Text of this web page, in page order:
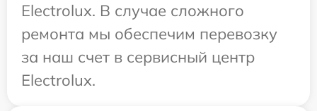
Electrolux. В случае сложного
ремонта мы обеспечим перевозку
за наш счет в сервисный центр
Electrolux.